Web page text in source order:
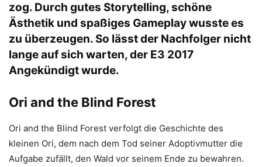
zog. Durch gutes Storytelling, schöne
Ästhetik und spaßiges Gameplay wusste es
zu überzeugen. So lässt der Nachfolger nicht
lange auf sich warten, der E3 2017
Angekündigt wurde.
Ori and the Blind Forest
Ori and the Blind Forest verfolgt die Geschichte des
kleinen Ori, dem nach dem Tod seiner Adoptivmutter die
Aufgabe zufällt, den Wald vor seinem Ende zu bewahren.